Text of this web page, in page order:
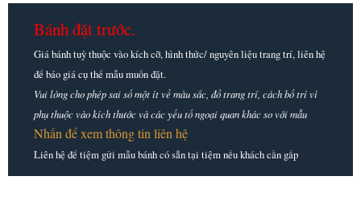
Bánh đặt trước.
Giá bánh tuỳ thuộc vào kích cỡ, hình thức/ nguyên liệu trang trí, liên hệ
để báo giá cụ thể mẫu muốn đặt.
Vui lòng cho phép sai số một ít về màu sắc, đồ trang trí, cách bố trí vì
phụ thuộc vào kích thước và các yếu tố ngoại quan khác so với mẫu
Nhấn để xem thông tin liên hệ
Liên hệ để tiệm gửi mẫu bánh có sẵn tại tiệm nếu khách cần gấp